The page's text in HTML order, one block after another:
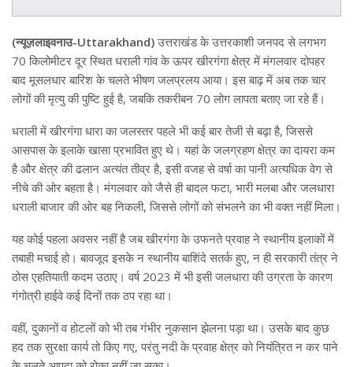
(न्यूज़लाइवनाउ-Uttarakhand)उत्तराखंड के उत्तरकाशी जनपद से लगभग
70 किलोमीटर दूर स्थित धराली गांव के ऊपर खीरगंगा क्षेत्र में मंगलवार दोपहर
बाद मूसलधार बारिश के चलते भीषण जलप्रलय आया। इस बाढ़ में अब तक चार
लोगों की मृत्यु की पुष्टि हुई है, जबकि तकरीबन 70 लोग लापता बताए जा रहे हैं।
धराली में खीरगंगा धारा का जलस्तर पहले भी कई बार तेजी से बढ़ा है, जिससे
आसपास के इलाके खासा प्रभावित हुए थे। यहां के जलग्रहण क्षेत्र का दायरा कम
है और क्षेत्र की ढलान अत्यंत तीव्र है, इसी वजह से वर्षा का पानी अत्यधिक वेग से
नीचे की ओर बहता है। मंगलवार को जैसे ही बादल फटा, भारी मलबा और जलधारा
धराली बाजार की ओर बह निकली, जिससे लोगों को संभलने का भी वक्त नहीं मिला।
यह कोई पहला अवसर नहीं है जब खीरगंगा के उफनते प्रवाह ने स्थानीय इलाकों में
तबाही मचाई हो। बावजूद इसके न स्थानीय बाशिंदे सतर्क हुए, न ही सरकारी तंत्र ने
ठोस एहतियाती कदम उठाए। वर्ष 2023 में भी इसी जलधारा की उग्रता के कारण
गंगोत्री हाईवे कई दिनों तक ठप रहा था।
वहीं, दुकानों व होटलों को भी तब गंभीर नुकसान झेलना पड़ा था। उसके बाद कुछ
हद तक सुरक्षा कार्य तो किए गए, परंतु नदी के प्रवाह क्षेत्र को नियंत्रित न कर पाने